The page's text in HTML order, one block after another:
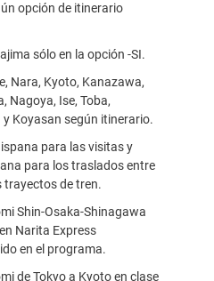
opción de itinerario
sólo en la opción -SI.
Nara, Kyoto, Kanazawa,
Nagoya, Ise, Toba,
Koyasan según itinerario.
para las visitas y
para los traslados entre
trayectos de tren.
Shin-Osaka-Shinagawa
Narita Express
en el programa.
de Tokyo a Kyoto en clase